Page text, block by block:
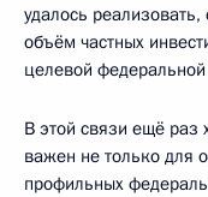
удалось
объём частных
целевой
В этой связи ещё раз
важен не только для
профильных